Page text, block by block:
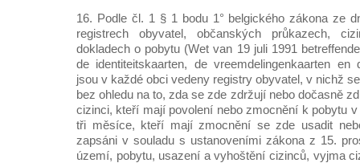
16. Podle čl. 1 § 1 bodu 1° belgického zákona ze
registrech obyvatel, občanských průkazech,
dokladech o pobytu (Wet van 19 juli 1991
de identiteitskaarten, de vreemdelingenkaarten en
jsou v každé obci vedeny registry obyvatel, v nichž
bez ohledu na to, zda se zde zdržují nebo dočasně
cizinci, kteří mají povolení nebo zmocnění k pobytu
tři měsíce, kteří mají zmocnění se zde usadit
zapsáni v souladu s ustanoveními zákona z 15.
území, pobytu, usazení a vyhoštění cizinců, vyjma